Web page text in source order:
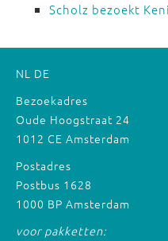
Scholz bezoekt
NL DE
Bezoekadres
Oude Hoogstraat 24
1012 CE Amsterdam
Postadres
Postbus 1628
1000 BP Amsterdam
voor pakketten: